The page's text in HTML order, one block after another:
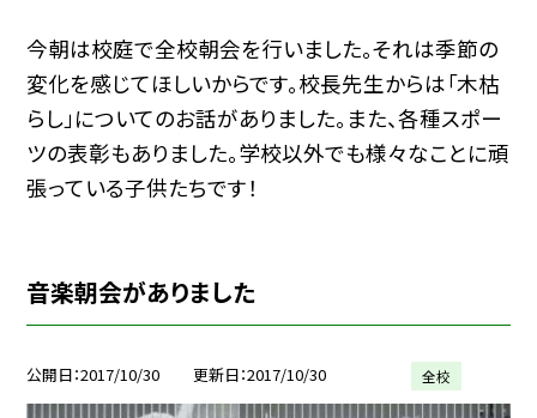
今朝は校庭で全校朝会を行いました。それは季節の
変化を感じてほしいからです。校長先生からは「木枯
らし」についてのお話がありました。また、各種スポー
ツの表彰もありました。学校以外でも様々なことに頑
張っている子供たちです！
音楽朝会がありました
公開日 2017/10/30 更新日 2017/10/30 全校